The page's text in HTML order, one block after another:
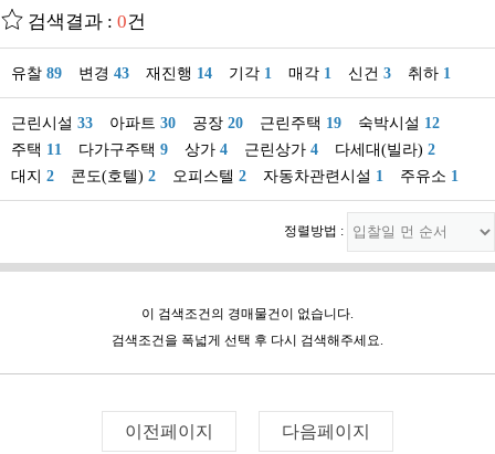
검색결과 : 0건
유찰 89 변경 43 재진행 14 기각 1 매각 1 신건 3 취하 1
근린시설 33 아파트 30 공장 20 근린주택 19 숙박시설 12
주택 11 다가구주택 9 상가 4 근린상가 4 다세대(빌라) 2
대지 2 콘도(호텔) 2 오피스텔 2 자동차관련시설 1 주유소 1
정렬방법 :
이 검색조건의 경매물건이 없습니다.
검색조건을 폭넓게 선택 후 다시 검색해주세요.
이전페이지 다음페이지